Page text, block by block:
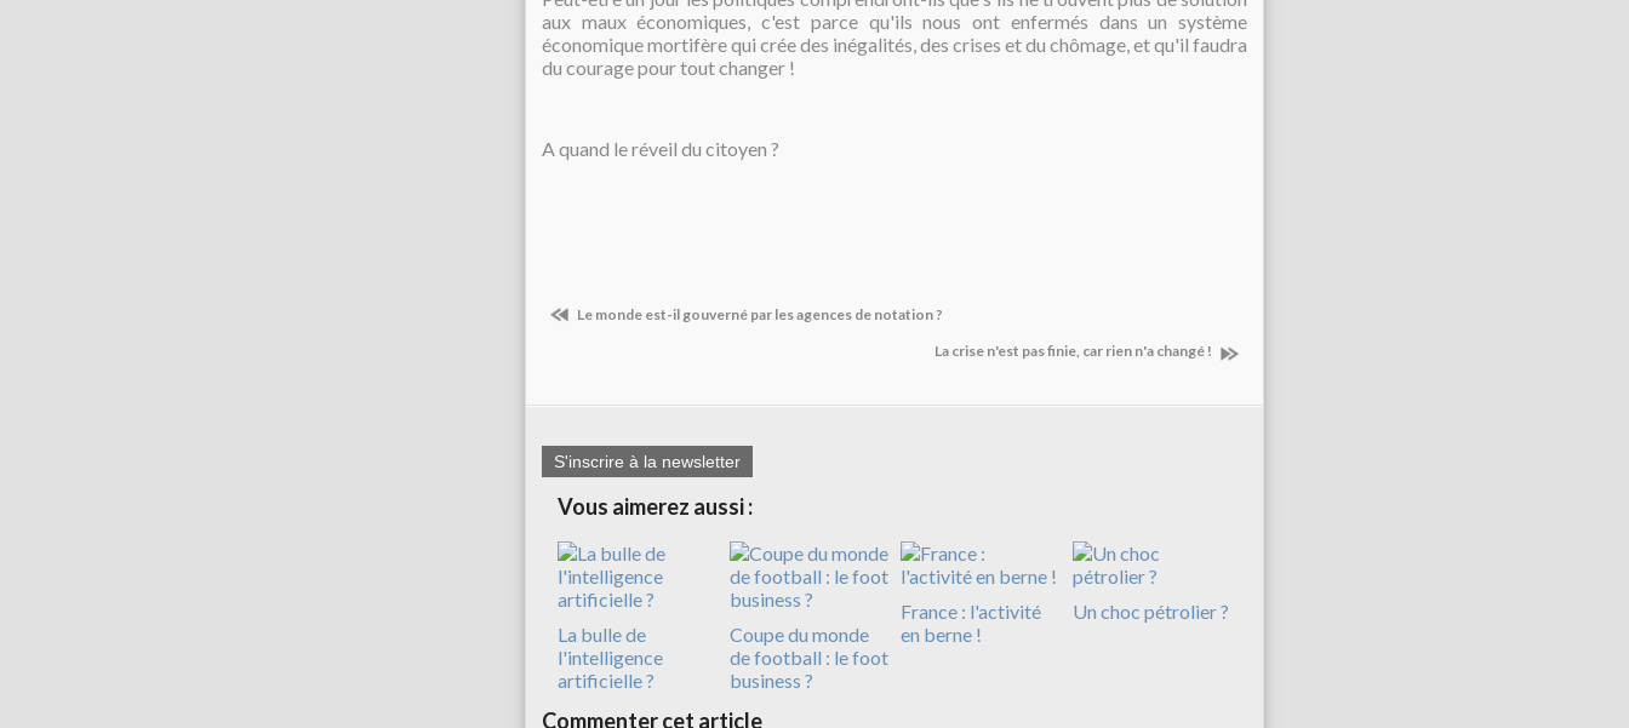
aux maux économiques, c'est parce qu'ils nous ont enfermés dans un système
économique mortifère qui crée des inégalités, des crises et du chômage, et qu'il faudra
du courage pour tout changer !
A quand le réveil du citoyen ?
Le monde est-il gouverné par les agences de notation ?
La crise n'est pas finie, car rien n'a changé !
S'inscrire à la newsletter
Vous aimerez aussi :
La bulle de
l'intelligence
artificielle ?
Coupe du monde
de football : le foot
business ?
France : l'activité
en berne !
Un choc pétrolier ?
Commenter cet article